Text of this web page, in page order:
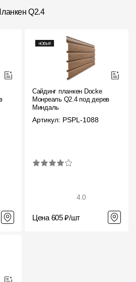
Q2.4
Сайдинг планкен Docke
Монреаль Q2.4 под дерево
Миндаль
Артикул: PSPL-1088
4.0
Цена 605 ₽/шт